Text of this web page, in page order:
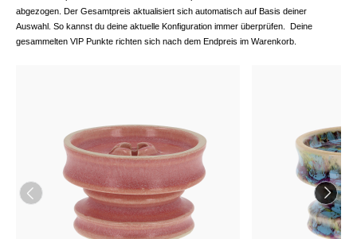
abgezogen. Der Gesamtpreis aktualisiert sich automatisch auf Basis deiner
Auswahl. So kannst du deine aktuelle Konfiguration immer überprüfen. Deine
gesammelten VIP Punkte richten sich nach dem Endpreis im Warenkorb.